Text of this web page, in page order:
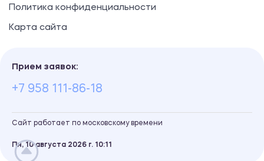
Политика конфиденциальности
Карта сайта
Прием заявок:
+7 958 111-86-18
Сайт работает по московскому времени
Пн, 10 августа 2026 г. 10:11